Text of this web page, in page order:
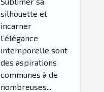
corsets et
bustiers
silhouette et
incarner
l’élégance
intemporelle sont
des aspirations
communes à de
nombreuses...